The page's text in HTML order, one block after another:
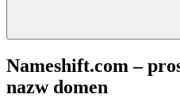
Nameshift.com –
nazw domen